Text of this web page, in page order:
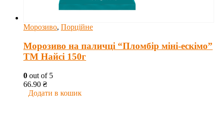
Морозиво, Порційне
Морозиво на паличці “Пломбір міні-ескімо”
ТМ Найсі 150г
0 out of 5
66.90 ₴
Додати в кошик